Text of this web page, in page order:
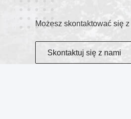
Skontaktuj się z nami